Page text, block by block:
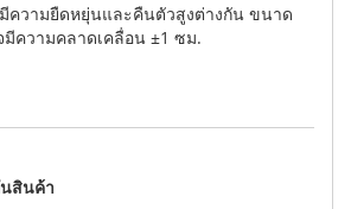
ความยืดหยุ่นและคืนตัวสูงต่างกัน ขนาด
ความคลาดเคลื่อน ±1 ซม.
สินค้า